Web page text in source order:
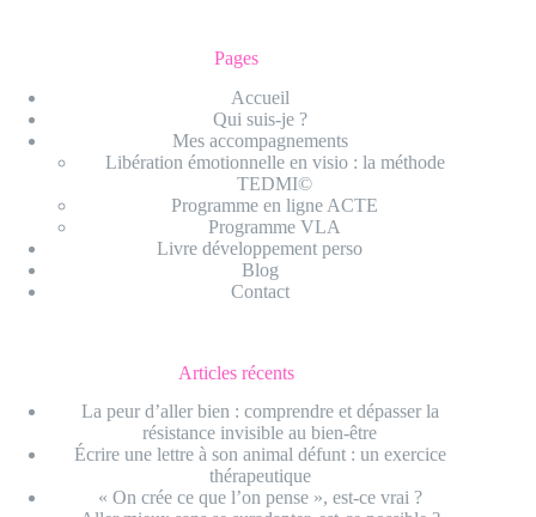
Pages
Accueil
Qui suis-je ?
Mes accompagnements
Libération émotionnelle en visio : la méthode
TEDMI©
Programme en ligne ACTE
Programme VLA
Livre développement perso
Blog
Contact
Articles récents
La peur d’aller bien : comprendre et dépasser la
résistance invisible au bien-être
Écrire une lettre à son animal défunt : un exercice
thérapeutique
« On crée ce que l’on pense », est-ce vrai ?